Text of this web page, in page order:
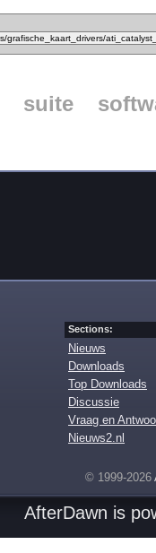
suite
Sections:
Nieuws
Downloads
Top Downloads
Discussie
Vraag en
Nieuws2.nl
© 1999-2026
AfterDawn is